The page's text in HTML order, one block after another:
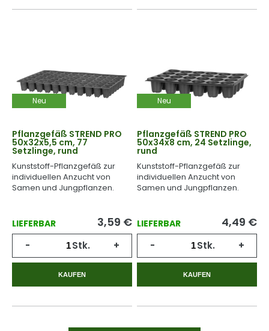
Neu
Pflanzgefäß STREND PRO
50x32x5,5 cm, 77
Setzlinge, rund
Kunststoff-Pflanzgefäß zur
individuellen Anzucht von
Samen und Jungpflanzen.
LIEFERBAR 3,59 €
- Stk. +
KAUFEN
Neu
Pflanzgefäß STREND PRO
50x34x8 cm, 24 Setzlinge,
rund
Kunststoff-Pflanzgefäß zur
individuellen Anzucht von
Samen und Jungpflanzen.
LIEFERBAR 4,49 €
- Stk. +
KAUFEN